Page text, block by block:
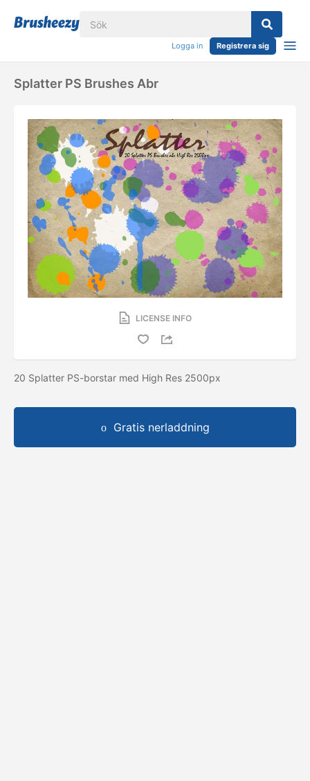
Logga in Registrera sig
Splatter PS Brushes Abr
LICENSE INFO
20 Splatter PS-borstar med High Res 2500px
Gratis nerladdning